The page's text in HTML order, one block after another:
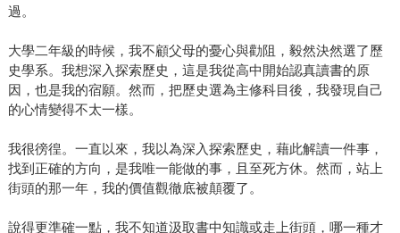
過。
大學二年級的時候，我不顧父母的憂心與勸阻，毅然決然選了歷
史學系。我想深入探索歷史，這是我從高中開始認真讀書的原
因，也是我的宿願。然而，把歷史選為主修科目後，我發現自己
的心情變得不太一樣。
我很徬徨。一直以來，我以為深入探索歷史，藉此解讀一件事，
找到正確的方向，是我唯一能做的事，且至死方休。然而，站上
街頭的那一年，我的價值觀徹底被顛覆了。
說得更準確一點，我不知道汲取書中知識或走上街頭，哪一種才